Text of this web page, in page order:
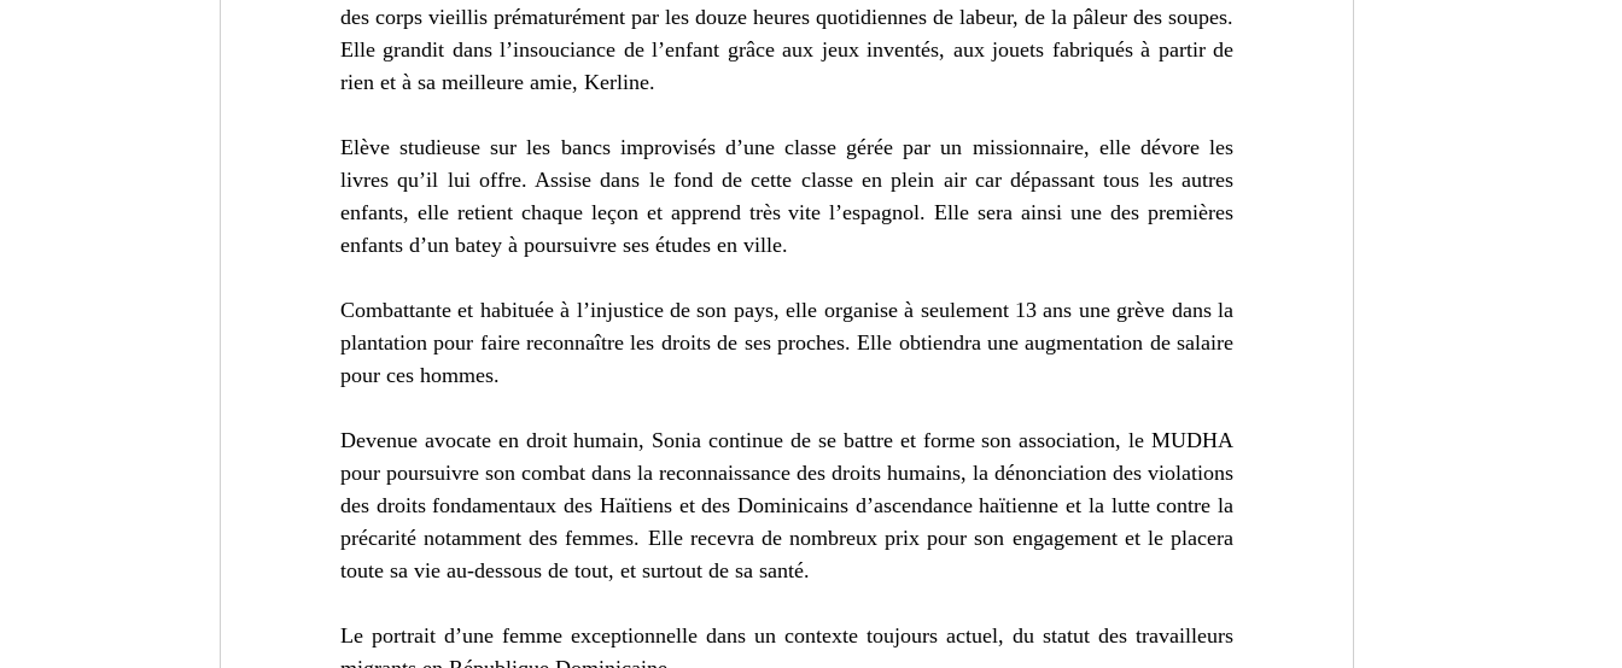
des corps vieillis prématurément par les douze heures quotidiennes de labeur, de la pâleur des soupes.
Elle grandit dans l’insouciance de l’enfant grâce aux jeux inventés, aux jouets fabriqués à partir de
rien et à sa meilleure amie, Kerline.
Elève studieuse sur les bancs improvisés d’une classe gérée par un missionnaire, elle dévore les
livres qu’il lui offre. Assise dans le fond de cette classe en plein air car dépassant tous les autres
enfants, elle retient chaque leçon et apprend très vite l’espagnol. Elle sera ainsi une des premières
enfants d’un batey à poursuivre ses études en ville.
Combattante et habituée à l’injustice de son pays, elle organise à seulement 13 ans une grève dans la
plantation pour faire reconnaître les droits de ses proches. Elle obtiendra une augmentation de salaire
pour ces hommes.
Devenue avocate en droit humain, Sonia continue de se battre et forme son association, le MUDHA
pour poursuivre son combat dans la reconnaissance des droits humains, la dénonciation des violations
des droits fondamentaux des Haïtiens et des Dominicains d’ascendance haïtienne et la lutte contre la
précarité notamment des femmes. Elle recevra de nombreux prix pour son engagement et le placera
toute sa vie au-dessous de tout, et surtout de sa santé.
Le portrait d’une femme exceptionnelle dans un contexte toujours actuel, du statut des travailleurs